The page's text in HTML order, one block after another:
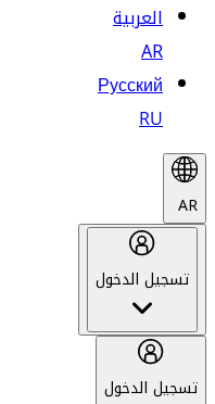
العربية
AR
Русский
RU
AR
تسجيل الدخول
تسجيل الدخول